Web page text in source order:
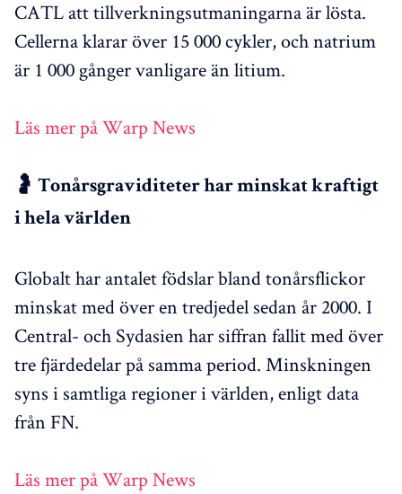
CATL att tillverkningsutmaningarna är lösta.
Cellerna klarar över 15 000 cykler, och natrium
är 1 000 gånger vanligare än litium.
Läs mer på Warp News
🤰 Tonårsgraviditeter har minskat kraftigt
i hela världen
Globalt har antalet födslar bland tonårsflickor
minskat med över en tredjedel sedan år 2000. I
Central- och Sydasien har siffran fallit med över
tre fjärdedelar på samma period. Minskningen
syns i samtliga regioner i världen, enligt data
från FN.
Läs mer på Warp News